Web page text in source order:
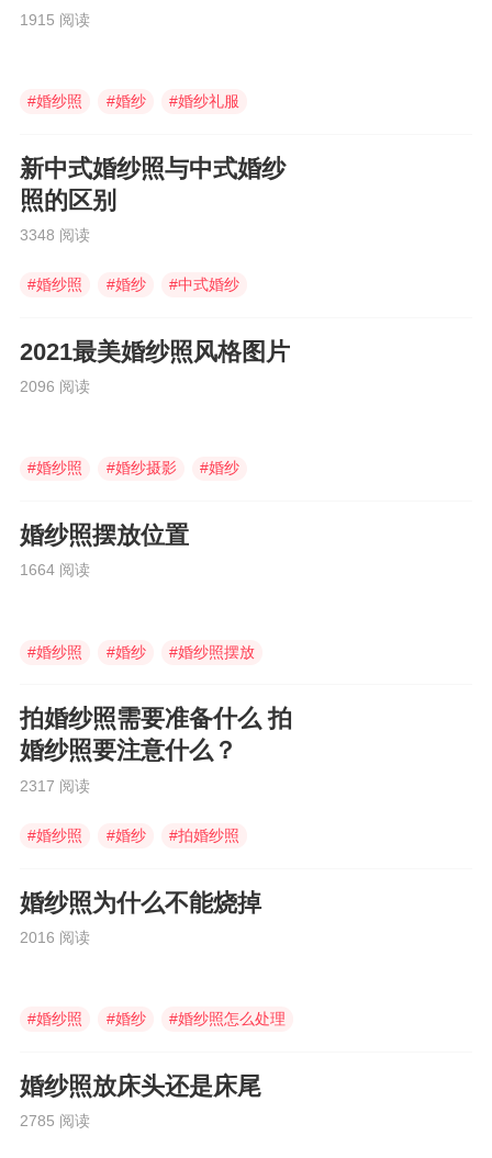
1915 阅读
#婚纱照 #婚纱 #婚纱礼服
新中式婚纱照与中式婚纱
照的区别
3348 阅读
#婚纱照 #婚纱 #中式婚纱
2021最美婚纱照风格图片
2096 阅读
#婚纱照 #婚纱摄影 #婚纱
婚纱照摆放位置
1664 阅读
#婚纱照 #婚纱 #婚纱照摆放
拍婚纱照需要准备什么 拍
婚纱照要注意什么？
2317 阅读
#婚纱照 #婚纱 #拍婚纱照
婚纱照为什么不能烧掉
2016 阅读
#婚纱照 #婚纱 #婚纱照怎么处理
婚纱照放床头还是床尾
2785 阅读